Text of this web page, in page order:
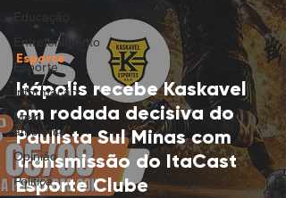
Entretenimento
Esporte
Informação
Meio
ambiente
Opinião
Política
Itápolis recebe Kaskavel
em rodada decisiva do
Paulista Sul Minas com
transmissão do ItaCast
Esporte Clube
Esporte